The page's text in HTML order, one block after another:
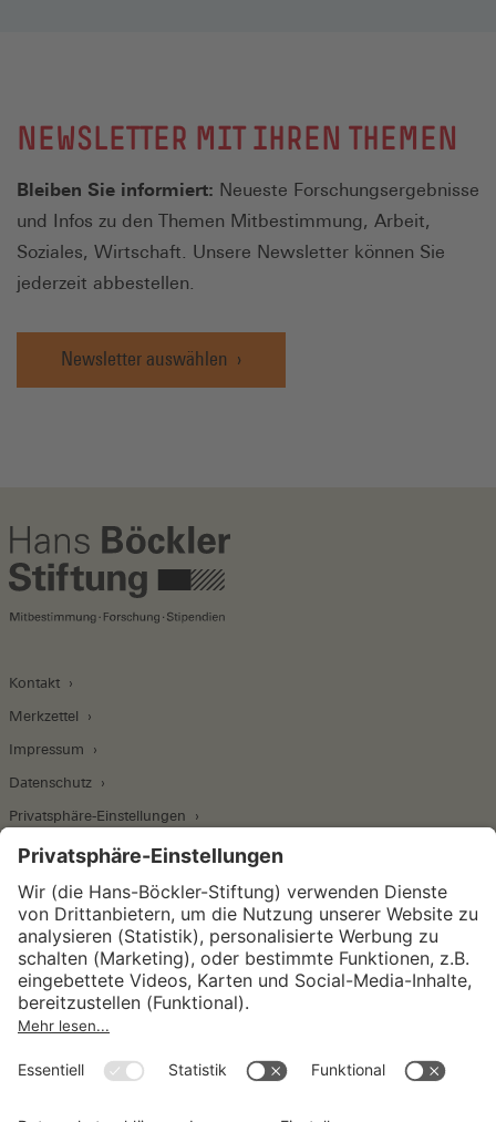
NEWSLETTER MIT IHREN THEMEN
Bleiben Sie informiert: Neueste Forschungsergebnisse
und Infos zu den Themen Mitbestimmung, Arbeit,
Soziales, Wirtschaft. Unsere Newsletter können Sie
jederzeit abbestellen.
Newsletter auswählen
Kontakt
Merkzettel
Impressum
Datenschutz
Privatsphäre-Einstellungen
Wirtschafts- und Sozialwissenschaftliches Institut
Institut für Makroökonomie und
Konjunkturforschung